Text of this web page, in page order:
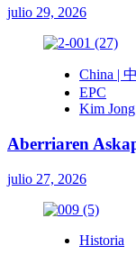
julio 29, 2026
China |
EPC
Kim
Aberriaren
julio 27, 2026
Historia